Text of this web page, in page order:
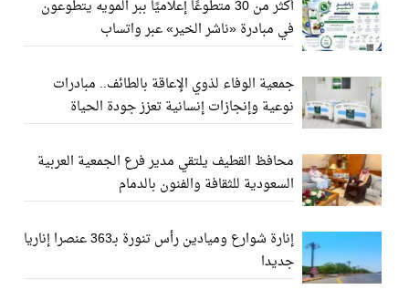
أكثر من 30 متطوعًا إعلاميًا ببر المويه يتطوعون
في مبادرة «ناشر الخير» عبر واتساب
جمعية الوفاء لذوي الإعاقة بالطائف.. مبادرات
نوعية وإنجازات إنسانية تعزز جودة الحياة
محافظ القطيف يلتقي مدير فرع الجمعية العربية
السعودية للثقافة والفنون بالدمام
إنارة شوارع وميادين رأس تنورة بـ363 عنصرا إناريا
جديدا